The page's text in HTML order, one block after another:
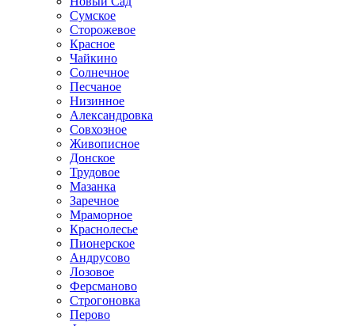
Сумское
Сторожевое
Красное
Чайкино
Солнечное
Песчаное
Низинное
Александровка
Совхозное
Живописное
Донское
Трудовое
Мазанка
Заречное
Мраморное
Краснолесье
Пионерское
Андрусово
Лозовое
Ферсманово
Строгоновка
Перово